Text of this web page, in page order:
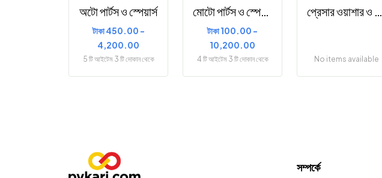
অটো পার্টস ও স্পেয়ার্স
টাকা 450.00 -
4,200.00
5 টি আইটেম 3 টি দোকান থেকে
মোটো পার্টস ও স্পেয়ার্স
টাকা 100.00 -
10,200.00
4 টি আইটেম 3 টি দোকান থেকে
প্রেসার ওয়াশার ও যন্ত্রাংশ
No items available
সম্পর্কে